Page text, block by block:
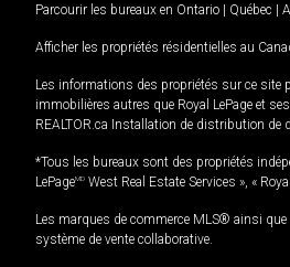
Parcourir les bureaux en Ontario | Québec |
Afficher les propriétés résidentielles au
Les informations des propriétés sur ce site
immobilières autres que Royal LePage et
REALTOR.ca Installation de distribution de
*Tous les bureaux sont des propriétés
LePageMD West Real Estate Services », «
Les marques de commerce MLS® ainsi
système de vente collaborative.